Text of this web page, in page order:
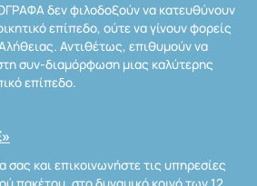
δεν φιλοδοξούν να κατευθύνουν
επίπεδο, ούτε να γίνουν φορείς
Αντιθέτως, επιθυμούν να
συν-διαμόρφωση μιας καλύτερης
επίπεδο.
σας και επικοινωνήστε τις υπηρεσίες